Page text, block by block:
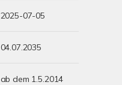
2025-07-05
04.07.2035
ab dem 1.5.2014